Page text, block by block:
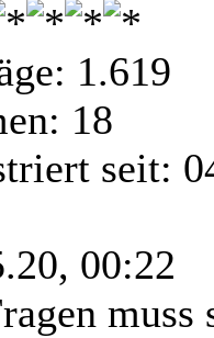
1.619
18
seit:
00:22